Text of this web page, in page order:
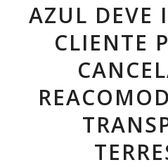
AZUL DEVE
CLIENTE